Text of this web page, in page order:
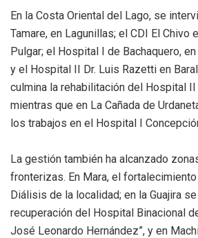
En la Costa Oriental del Lago, se
Tamare, en Lagunillas; el CDI El Chivo
Pulgar; el Hospital I de Bachaquero,
y el Hospital II Dr. Luis Razetti en
culmina la rehabilitación del Hospital II
mientras que en La Cañada de
los trabajos en el Hospital I
La gestión también ha alcanzado
fronterizas. En Mara, el
Diálisis de la localidad; en la Guajira
recuperación del Hospital Binacional
José Leonardo Hernández”, y en